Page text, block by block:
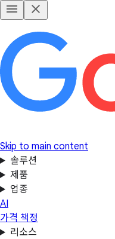
Skip to main content
솔루션
제품
업종
AI
가격 책정
리소스